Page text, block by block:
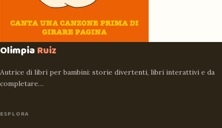
OlimpiaRuiz
Autrice di libri per bambini: storie divertenti, libri interattivi e da
completare…
ESPLORA